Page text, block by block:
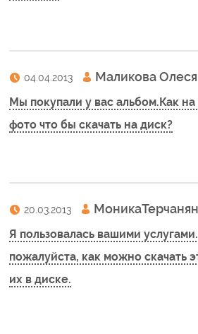
04.04.2013 Маликова Олеся
Мы покупали у вас альбом.Как
фото что бы скачать на диск?
20.03.2013 МоникаТерчанян
Я пользовалась вашими
пожалуйста, как можно скачать
их в диске.